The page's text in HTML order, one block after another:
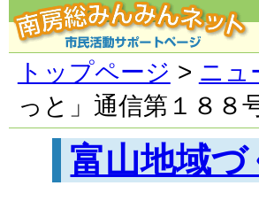
トップページ > ニュ
っと」通信第１８８
富山地域